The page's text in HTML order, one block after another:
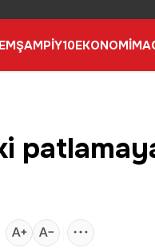
ŞAMPİY10EKONOMİ